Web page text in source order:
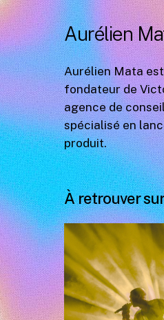
Aurélien
Aurélien Mata
fondateur de
agence de
spécialisé en
produit.
À retrouver